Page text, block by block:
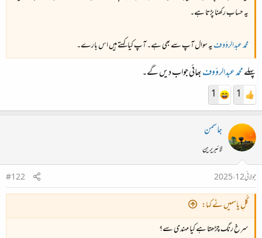
یہ حساب رکھنا پڑتا ہے۔
محمد عبدالرؤوفیہ سوال آپ سے بھی ہے۔ آپ کیا کہتے ہیں اس بارے۔
پہلےمحمد عبدالرؤوفبھائی جواب دیں گے۔
1
1
جاسمن
لائبریرین
جولائی 12، 2025
#122
گُلِ یاسمیں نے کہا:
سرخ رنگ چڑھتا ہے کیا مہندی سے؟